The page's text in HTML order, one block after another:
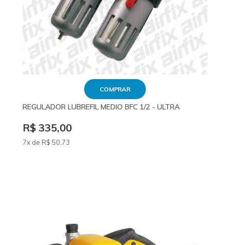
COMPRAR
REGULADOR LUBREFIL MEDIO BFC 1/2 - ULTRA
R$ 335,00
7x de R$ 50,73